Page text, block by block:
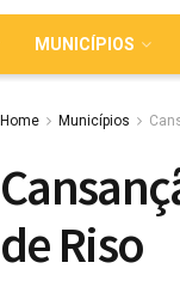
MUNICÍPIOS
Home Municípios
de Riso